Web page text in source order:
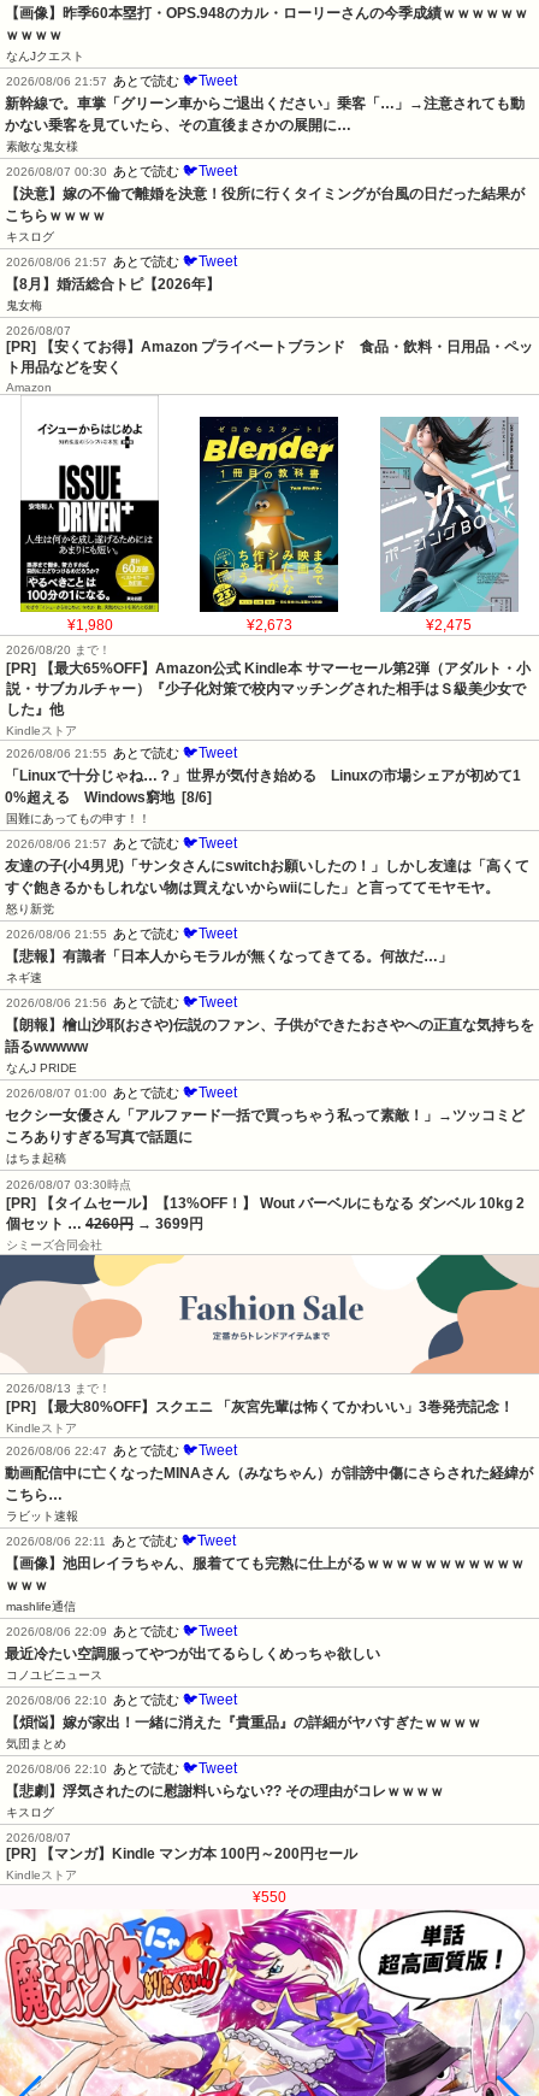
【画像】昨季60本塁打・OPS.948のカル・ローリーさんの今季成績ｗｗｗｗｗｗ
ｗｗｗｗ
なんJクエスト
2026/08/06 21:57
あとで読む 🐦Tweet
新幹線で。車掌「グリーン車からご退出ください」乗客「…」→注意されても動
かない乗客を見ていたら、その直後まさかの展開に…
素敵な鬼女様
2026/08/07 00:30
あとで読む 🐦Tweet
【決意】嫁の不倫で離婚を決意！役所に行くタイミングが台風の日だった結果が
こちらｗｗｗｗ
キスログ
2026/08/06 21:57
あとで読む 🐦Tweet
【8月】婚活総合トピ【2026年】
鬼女梅
2026/08/07
[PR] 【安くてお得】Amazon プライベートブランド 食品・飲料・日用品・ペッ
ト用品などを安く
Amazon
¥1,980 ¥2,673 ¥2,475
2026/08/20 まで！
[PR]
【最大65%OFF】Amazon公式 Kindle本 サマーセール第2弾（アダルト・小
説・サブカルチャー）『少子化対策で校内マッチングされた相手はＳ級美少女で
した』他
Kindleストア
2026/08/06 21:55
あとで読む 🐦Tweet
「Linuxで十分じゃね…？」世界が気付き始める　Linuxの市場シェアが初めて1
0%超える　Windows窮地  [8/6]
国難にあってもの申す！！
2026/08/06 21:57
あとで読む 🐦Tweet
友達の子(小4男児)「サンタさんにswitchお願いしたの！」しかし友達は「高くて
すぐ飽きるかもしれない物は買えないからwiiにした」と言っててモヤモヤ。
怒り新党
2026/08/06 21:55
あとで読む 🐦Tweet
【悲報】有識者「日本人からモラルが無くなってきてる。何故だ…」
ネギ速
2026/08/06 21:56
あとで読む 🐦Tweet
【朗報】檜山沙耶(おさや)伝説のファン、子供ができたおさやへの正直な気持ちを
語るwwwww
なんJ PRIDE
2026/08/07 01:00
あとで読む 🐦Tweet
セクシー女優さん「アルファード一括で買っちゃう私って素敵！」→ツッコミど
ころありすぎる写真で話題に
はちま起稿
2026/08/07 03:30時点
[PR] 【タイムセール】【13%OFF！】 Wout バーベルにもなる ダンベル 10kg 2
個セット … 4260円 → 3699円
シミーズ合同会社
2026/08/13 まで！
[PR] 【最大80%OFF】スクエニ 「灰宮先輩は怖くてかわいい」3巻発売記念！
Kindleストア
2026/08/06 22:47
あとで読む 🐦Tweet
動画配信中に亡くなったMINAさん（みなちゃん）が誹謗中傷にさらされた経緯が
こちら…
ラビット速報
2026/08/06 22:11
あとで読む 🐦Tweet
【画像】池田レイラちゃん、服着てても完熟に仕上がるｗｗｗｗｗｗｗｗｗｗｗ
ｗｗｗ
mashlife通信
2026/08/06 22:09
あとで読む 🐦Tweet
最近冷たい空調服ってやつが出てるらしくめっちゃ欲しい
コノユビニュース
2026/08/06 22:10
あとで読む 🐦Tweet
【煩悩】嫁が家出！一緒に消えた『貴重品』の詳細がヤバすぎたｗｗｗｗ
気団まとめ
2026/08/06 22:10
あとで読む 🐦Tweet
【悲劇】浮気されたのに慰謝料いらない?? その理由がコレｗｗｗｗ
キスログ
2026/08/07
[PR] 【マンガ】Kindle マンガ本 100円～200円セール
Kindleストア
¥550